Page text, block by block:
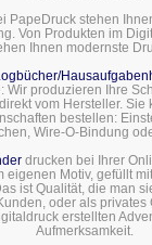
PapeDruck stehen
Von Produkten im
Ihnen modernste
Wir produzieren Ihre
vom Hersteller.
bestellen:
Wire-O-Bindung
drucken bei Ihrer
eigenen Motiv, gefüllt
ist Qualität, die man
oder als privates
erstellten
Aufmerksamkeit.